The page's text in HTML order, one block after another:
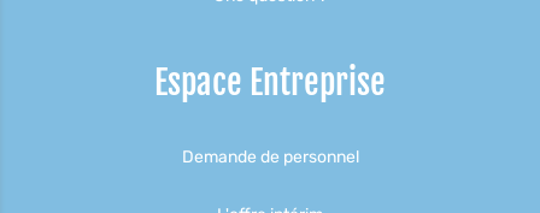
Espace Entreprise
Demande de personnel